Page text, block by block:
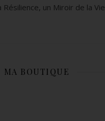
Résilience, un Miroir de la Vie
MA BOUTIQUE